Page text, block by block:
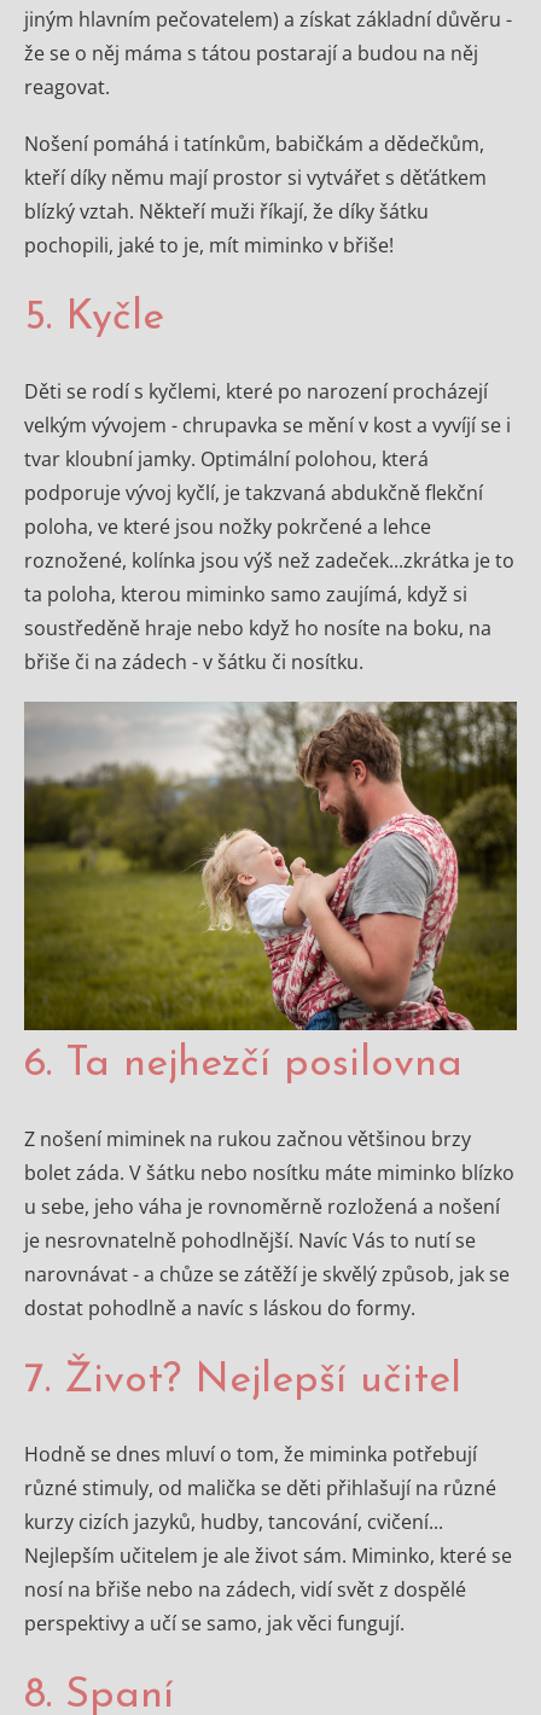
jiným hlavním pečovatelem) a získat základní důvěru -
že se o něj máma s tátou postarají a budou na něj
reagovat.
Nošení pomáhá i tatínkům, babičkám a dědečkům,
kteří díky němu mají prostor si vytvářet s děťátkem
blízký vztah. Někteří muži říkají, že díky šátku
pochopili, jaké to je, mít miminko v břiše!
5. Kyčle
Děti se rodí s kyčlemi, které po narození procházejí
velkým vývojem - chrupavka se mění v kost a vyvíjí se i
tvar kloubní jamky. Optimální polohou, která
podporuje vývoj kyčlí, je takzvaná abdukčně flekční
poloha, ve které jsou nožky pokrčené a lehce
roznožené, kolínka jsou výš než zadeček...zkrátka je to
ta poloha, kterou miminko samo zaujímá, když si
soustředěně hraje nebo když ho nosíte na boku, na
břiše či na zádech - v šátku či nosítku.
6. Ta nejhezčí posilovna
Z nošení miminek na rukou začnou většinou brzy
bolet záda. V šátku nebo nosítku máte miminko blízko
u sebe, jeho váha je rovnoměrně rozložená a nošení
je nesrovnatelně pohodlnější. Navíc Vás to nutí se
narovnávat - a chůze se zátěží je skvělý způsob, jak se
dostat pohodlně a navíc s láskou do formy.
7. Život? Nejlepší učitel
Hodně se dnes mluví o tom, že miminka potřebují
různé stimuly, od malička se děti přihlašují na různé
kurzy cizích jazyků, hudby, tancování, cvičení...
Nejlepším učitelem je ale život sám. Miminko, které se
nosí na břiše nebo na zádech, vidí svět z dospělé
perspektivy a učí se samo, jak věci fungují.
8. Spaní